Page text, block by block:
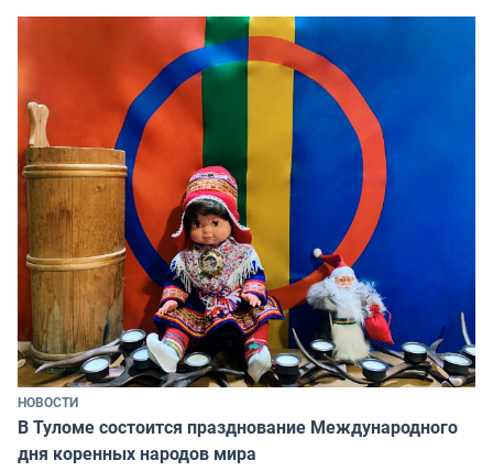
НОВОСТИ
В Туломе состоится празднование Международного
дня коренных народов мира